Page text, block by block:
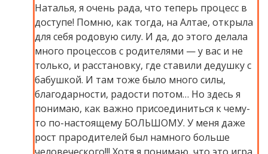
Наталья, я очень рада, что теперь процесс в
доступе! Помню, как тогда, на Алтае, открыла
для себя родовую силу. И да, до этого делала
много процессов с родителями — у вас и не
только, и расстановку, где ставили дедушку с
бабушкой. И там тоже было много силы,
благодарности, радости потом… Но здесь я
понимаю, как важно присоединиться к чему-
то по-настоящему БОЛЬШОМУ. У меня даже
рост прародителей был намного больше